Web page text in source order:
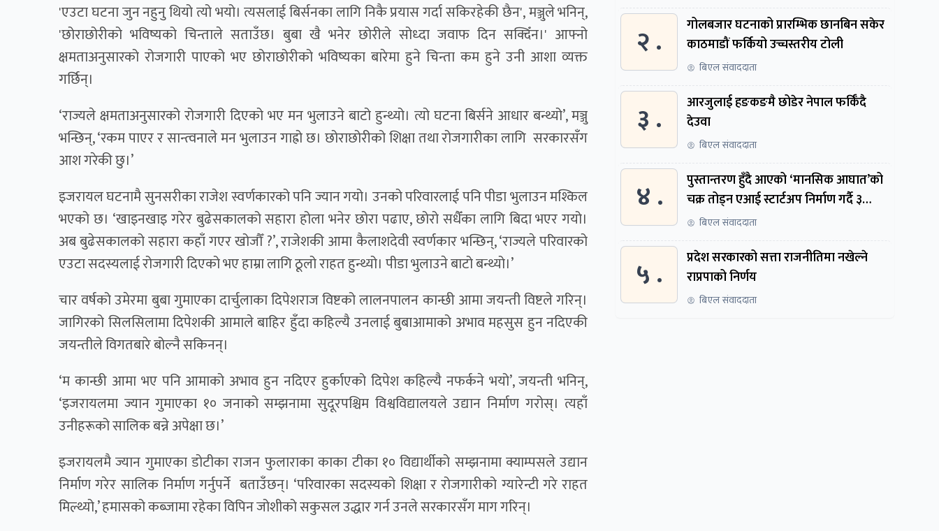
'एउटा घटना जुन नहुनु थियो त्यो भयो। त्यसलाई बिर्सनका लागि निकै प्रयास गर्दा सकिरहेकी छैन', मञ्जुले भनिन्,
'छोराछोरीको भविष्यको चिन्ताले सताउँछ। बुबा खै भनेर छोरीले सोध्दा जवाफ दिन सक्दिँन।' आफ्नो
क्षमताअनुसारको रोजगारी पाएको भए छोराछोरीको भविष्यका बारेमा हुने चिन्ता कम हुने उनी आशा व्यक्त
गर्छिन्।
‘राज्यले क्षमताअनुसारको रोजगारी दिएको भए मन भुलाउने बाटो हुन्थ्यो। त्यो घटना बिर्सने आधार बन्थ्यो’, मञ्जु
भन्छिन्, ‘रकम पाएर र सान्त्वनाले मन भुलाउन गाह्रो छ। छोराछोरीको शिक्षा तथा रोजगारीका लागि सरकारसँग
आश गरेकी छु।’
इजरायल घटनामै सुनसरीका राजेश स्वर्णकारको पनि ज्यान गयो। उनको परिवारलाई पनि पीडा भुलाउन मश्किल
भएको छ। ‘खाइनखाइ गरेर बुढेसकालको सहारा होला भनेर छोरा पढाए, छोरो सधैँका लागि बिदा भएर गयो।
अब बुढेसकालको सहारा कहाँ गएर खोजौँ ?’, राजेशकी आमा कैलाशदेवी स्वर्णकार भन्छिन्, ‘राज्यले परिवारको
एउटा सदस्यलाई रोजगारी दिएको भए हाम्रा लागि ठूलो राहत हुन्थ्यो। पीडा भुलाउने बाटो बन्थ्यो।’
चार वर्षको उमेरमा बुबा गुमाएका दार्चुलाका दिपेशराज विष्टको लालनपालन कान्छी आमा जयन्ती विष्टले गरिन्।
जागिरको सिलसिलामा दिपेशकी आमाले बाहिर हुँदा कहिल्यै उनलाई बुबाआमाको अभाव महसुस हुन नदिएकी
जयन्तीले विगतबारे बोल्नै सकिनन्।
‘म कान्छी आमा भए पनि आमाको अभाव हुन नदिएर हुर्काएको दिपेश कहिल्यै नफर्कने भयो’, जयन्ती भनिन्,
‘इजरायलमा ज्यान गुमाएका १० जनाको सम्झनामा सुदूरपश्चिम विश्वविद्यालयले उद्यान निर्माण गरोस्। त्यहाँ
उनीहरूको सालिक बन्ने अपेक्षा छ।’
इजरायलमै ज्यान गुमाएका डोटीका राजन फुलाराका काका टीका १० विद्यार्थीको सम्झनामा क्याम्पसले उद्यान
निर्माण गरेर सालिक निर्माण गर्नुपर्ने बताउँछन्। ‘परिवारका सदस्यको शिक्षा र रोजगारीको ग्यारेन्टी गरे राहत
मिल्थ्यो,’ हमासको कब्जामा रहेका विपिन जोशीको सकुसल उद्धार गर्न उनले सरकारसँग माग गरिन्।
२ .
गोलबजार घटनाको प्रारम्भिक छानबिन सकेर
काठमाडौं फर्कियो उच्चस्तरीय टोली
बिएल संवाददाता
३ .
आरजुलाई हङकङमै छोडेर नेपाल फर्किँदै
देउवा
बिएल संवाददाता
४ .
पुस्तान्तरण हुँदै आएको ‘मानसिक आघात’को
चक्र तोड्न एआई स्टार्टअप निर्माण गर्दै ३
नेपाली
बिएल संवाददाता
५ .
प्रदेश सरकारको सत्ता राजनीतिमा नखेल्ने
राप्रपाको निर्णय
बिएल संवाददाता